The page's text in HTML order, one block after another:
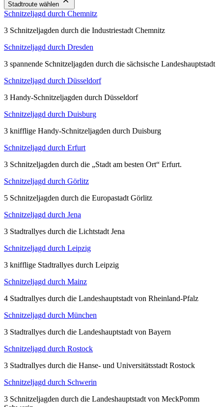
Stadtroute wählen
Schnitzeljagd durch Chemnitz
3 Schnitzeljagden durch die Industriestadt Chemnitz
Schnitzeljagd durch Dresden
3 spannende Schnitzeljagden durch die sächsische Landeshauptstadt
Schnitzeljagd durch Düsseldorf
3 Handy-Schnitzeljagden durch Düsseldorf
Schnitzeljagd durch Duisburg
3 knifflige Handy-Schnitzeljagden durch Duisburg
Schnitzeljagd durch Erfurt
3 Schnitzeljagden durch die „Stadt am besten Ort“ Erfurt.
Schnitzeljagd durch Görlitz
5 Schnitzeljagden durch die Europastadt Görlitz
Schnitzeljagd durch Jena
3 Stadtrallyes durch die Lichtstadt Jena
Schnitzeljagd durch Leipzig
3 knifflige Stadtrallyes durch Leipzig
Schnitzeljagd durch Mainz
4 Stadtrallyes durch die Landeshauptstadt von Rheinland-Pfalz
Schnitzeljagd durch München
3 Stadtrallyes durch die Landeshauptstadt von Bayern
Schnitzeljagd durch Rostock
3 Stadtrallyes durch die Hanse- und Universitätsstadt Rostock
Schnitzeljagd durch Schwerin
3 Schnitzeljagden durch die Landeshauptstadt von MeckPomm